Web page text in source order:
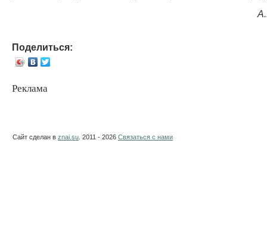
Поделиться:
Реклама
Сайт сделан в znai.su . 2011 - 2026 Связаться с нами